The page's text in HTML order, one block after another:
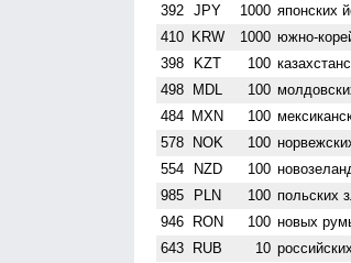
392 JPY 1000 японских
410 KRW 1000 южно-
398 KZT 100
498 MDL 100
484 MXN 100
578 NOK 100
554 NZD 100
985 PLN 100 польских
946 RON 100 новых
643 RUB 10